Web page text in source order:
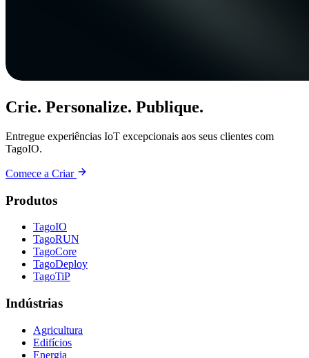
Crie. Personalize. Publique.
Entregue experiências IoT excepcionais aos seus clientes com
TagoIO.
Comece a Criar
Produtos
TagoIO
TagoRUN
TagoCore
TagoDeploy
TagoTiP
Indústrias
Agricultura
Edifícios
Energia